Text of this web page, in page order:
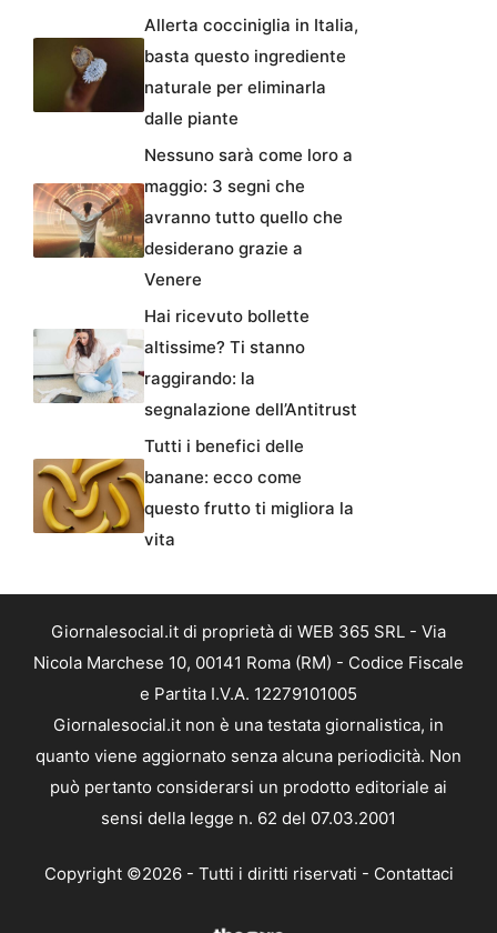
Allerta cocciniglia in Italia,
basta questo ingrediente
naturale per eliminarla
dalle piante
Nessuno sarà come loro a
maggio: 3 segni che
avranno tutto quello che
desiderano grazie a
Venere
Hai ricevuto bollette
altissime? Ti stanno
raggirando: la
segnalazione dell’Antitrust
Tutti i benefici delle
banane: ecco come
questo frutto ti migliora la
vita
Giornalesocial.it di proprietà di WEB 365 SRL - Via
Nicola Marchese 10, 00141 Roma (RM) - Codice Fiscale
e Partita I.V.A. 12279101005
Giornalesocial.it non è una testata giornalistica, in
quanto viene aggiornato senza alcuna periodicità. Non
può pertanto considerarsi un prodotto editoriale ai
sensi della legge n. 62 del 07.03.2001
Copyright ©2026 - Tutti i diritti riservati - Contattaci